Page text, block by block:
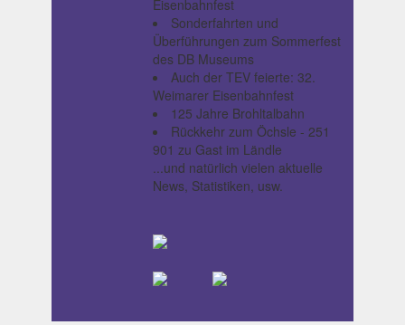
Eisenbahnfest
Sonderfahrten und
Überführungen zum Sommerfest
des DB Museums
Auch der TEV feierte: 32.
Weimarer Eisenbahnfest
125 Jahre Brohltalbahn
Rückkehr zum Öchsle - 251
901 zu Gast im Ländle
...und natürlich vielen aktuelle
News, Statistiken, usw.